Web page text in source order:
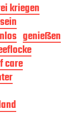
kriegen
genießen
care